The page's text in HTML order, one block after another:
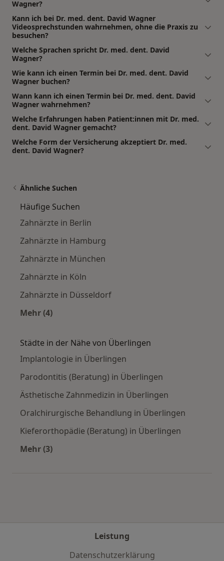
Wagner?
Kann ich bei Dr. med. dent. David Wagner
Videosprechstunden wahrnehmen, ohne die Praxis zu
besuchen?
Welche Sprachen spricht Dr. med. dent. David
Wagner?
Wie kann ich einen Termin bei Dr. med. dent. David
Wagner buchen?
Wann kann ich einen Termin bei Dr. med. dent. David
Wagner wahrnehmen?
Welche Erfahrungen haben Patient:innen mit Dr. med.
dent. David Wagner gemacht?
Welche Form der Versicherung akzeptiert Dr. med.
dent. David Wagner?
Ähnliche Suchen
Häufige Suchen
Zahnärzte in Berlin
Zahnärzte in Hamburg
Zahnärzte in München
Zahnärzte in Köln
Zahnärzte in Düsseldorf
Mehr (4)
Städte in der Nähe von Überlingen
Implantologie in Überlingen
Parodontitis (Beratung) in Überlingen
Ästhetische Zahnmedizin in Überlingen
Oralchirurgische Behandlung in Überlingen
Kieferorthopädie (Beratung) in Überlingen
Mehr (3)
Leistung
Datenschutzerklärung